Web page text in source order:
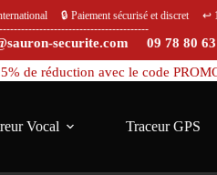
de réduction avec le code
Vocal Traceur GPS
🔒 Paiement sécurisé et discret ↩️
securite.com 09 78 80 63